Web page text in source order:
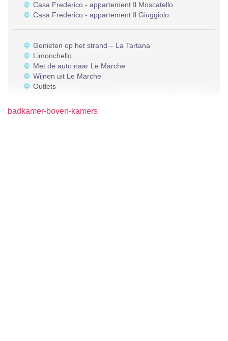
Casa Frederico - appartement Il Moscatello
Casa Frederico - appartement Il Giuggiolo
Genieten op het strand – La Tartana
Limonchello
Met de auto naar Le Marche
Wijnen uit Le Marche
Outlets
badkamer-boven-kamers